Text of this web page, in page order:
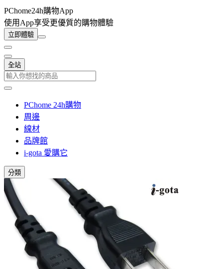
PChome24h購物App
使用App享受更優質的購物體驗
立即體驗
全站
PChome 24h購物
周邊
線材
品牌館
i-gota 愛購它
分類